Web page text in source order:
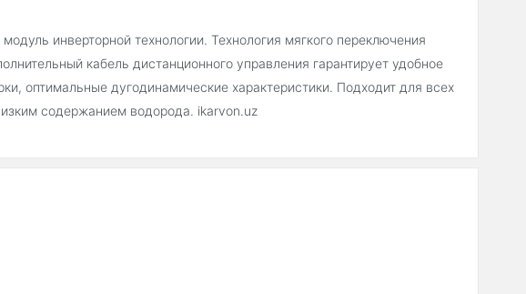
инверторной технологии. Технология мягкого переключения
кабель дистанционного управления гарантирует удобное
оптимальные дугодинамические характеристики. Подходит для всех
содержанием водорода. ikarvon.uz